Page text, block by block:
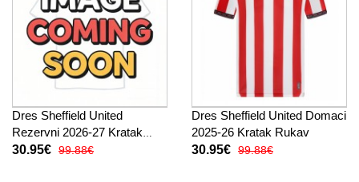
Dres Sheffield United
Rezervni 2026-27 Kratak
Rukav
30.95€ 99.88€
Dres Sheffield United Domaci
2025-26 Kratak Rukav
30.95€ 99.88€